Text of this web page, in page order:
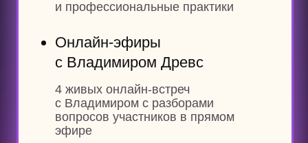
Премиум-чат
Групповые VIP-
4 дополнительных групповых
VIP-встреч с Владимиром
и участниками премиум-чата
в своём деле.
Обычная стоимость — 50 000 ₽